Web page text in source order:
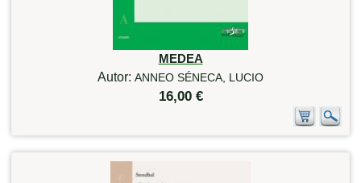
MEDEA
Autor: ANNEO SÉNECA, LUCIO
16,00 €